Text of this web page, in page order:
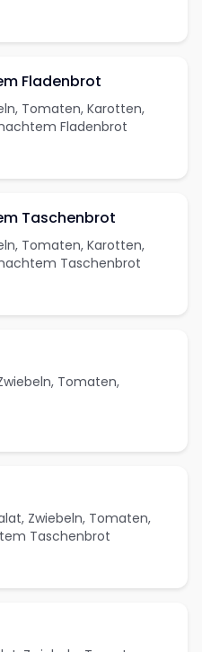
Fladenbrot
Tomaten, Karotten,
Fladenbrot
Taschenbrot
Tomaten, Karotten,
Taschenbrot
Tomaten,
Zwiebeln, Tomaten,
Taschenbrot